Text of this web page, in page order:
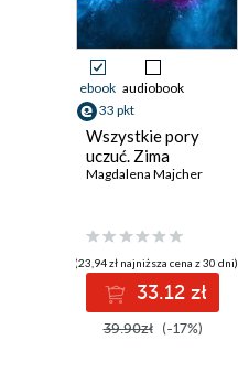
ebook audiobook
33 pkt
Wszystkie pory
uczuć. Zima
Magdalena Majcher
(23,94 zł najniższa cena z 30 dni)
33.12 zł
39.90zł (-17%)